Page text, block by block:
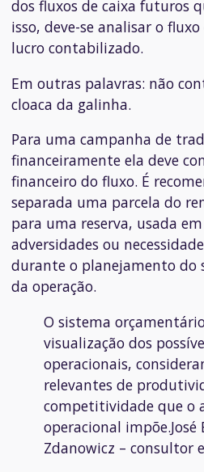
dos fluxos de caixa futuros
isso, deve-se analisar o
lucro contabilizado.
Em outras palavras: não
cloaca da galinha.
Para uma campanha de
financeiramente ela deve
financeiro do fluxo. É
separada uma parcela do
para uma reserva, usada
adversidades ou
durante o planejamento do
da operação.
O sistema
visualização dos
operacionais,
relevantes de
competitividade que o
operacional impõe.José
Zdanowicz – consultor